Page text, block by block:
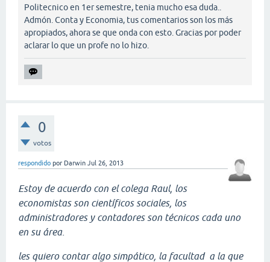
Politecnico en 1er semestre, tenia mucho esa duda..
Admón. Conta y Economia, tus comentarios son los más
apropiados, ahora se que onda con esto. Gracias por poder
aclarar lo que un profe no lo hizo.
0
votos
respondido por Darwin Jul 26, 2013
Estoy de acuerdo con el colega Raul, los
economistas son científicos sociales, los
administradores y contadores son técnicos cada uno
en su área.
les quiero contar algo simpático, la facultad a la que